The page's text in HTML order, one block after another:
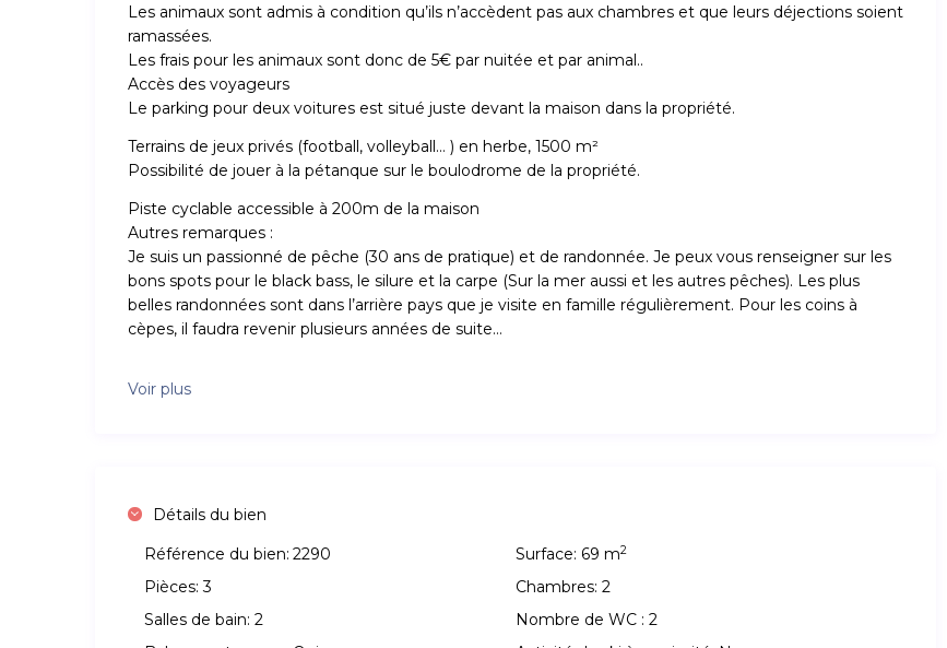
Les animaux sont admis à condition qu’ils n’accèdent pas aux chambres et que leurs déjections soient
ramassées.
Les frais pour les animaux sont donc de 5€ par nuitée et par animal..
Accès des voyageurs
Le parking pour deux voitures est situé juste devant la maison dans la propriété.
Terrains de jeux privés (football, volleyball… ) en herbe, 1500 m²
Possibilité de jouer à la pétanque sur le boulodrome de la propriété.
Piste cyclable accessible à 200m de la maison
Autres remarques :
Je suis un passionné de pêche (30 ans de pratique) et de randonnée. Je peux vous renseigner sur les
bons spots pour le black bass, le silure et la carpe (Sur la mer aussi et les autres pêches). Les plus
belles randonnées sont dans l’arrière pays que je visite en famille régulièrement. Pour les coins à
cèpes, il faudra revenir plusieurs années de suite…
Voir plus
Détails du bien
Référence du bien: 2290 Surface: 69 m2
Pièces: 3 Chambres: 2
Salles de bain: 2 Nombre de WC : 2